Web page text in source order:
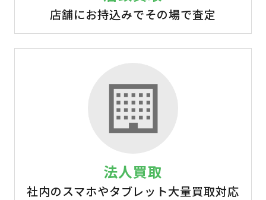
店舗にお持込みでその場で査定
法人買取
社内のスマホやタブレット大量買取対応